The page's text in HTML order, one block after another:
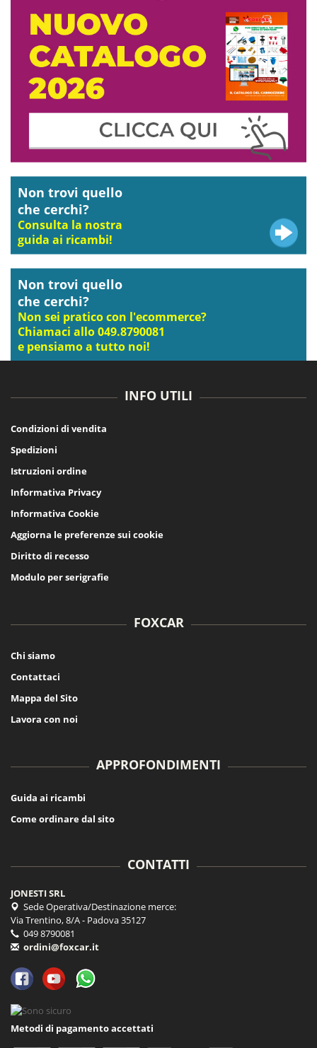
Non trovi quello
che cerchi?
Consulta la nostra
guida ai ricambi!
Non trovi quello
che cerchi?
Non sei pratico con l'ecommerce?
Chiamaci allo 049.8790081
e pensiamo a tutto noi!
INFO UTILI
Condizioni di vendita
Spedizioni
Istruzioni ordine
Informativa Privacy
Informativa Cookie
Aggiorna le preferenze sui cookie
Diritto di recesso
Modulo per serigrafie
FOXCAR
Chi siamo
Contattaci
Mappa del Sito
Lavora con noi
APPROFONDIMENTI
Guida ai ricambi
Come ordinare dal sito
CONTATTI
JONESTI SRL
Sede Operativa/Destinazione merce:
Via Trentino, 8/A - Padova 35127
049 8790081
ordini@foxcar.it
Metodi di pagamento accettati